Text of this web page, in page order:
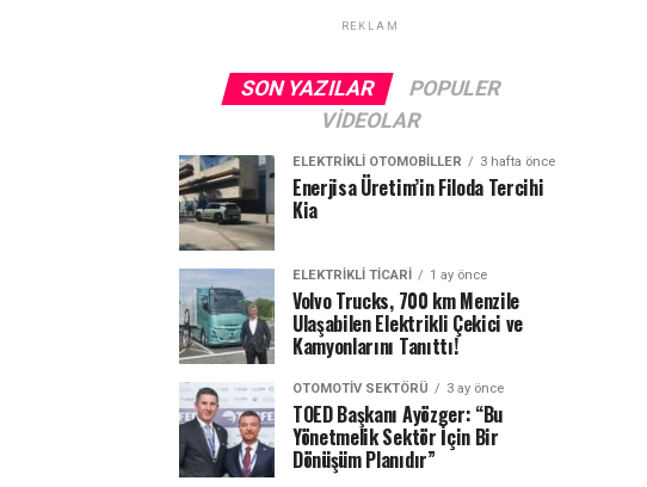
REKLAM
SON YAZILAR
POPULER
VIDEOLAR
ELEKTRIKLI OTOMOBILLER 3 hafta önce
Enerjisa Üretim’in Filoda Tercihi
Kia
ELEKTRIKLI TICARI 1 ay önce
Volvo Trucks, 700 km Menzile
Ulaşabilen Elektrikli Çekici ve
Kamyonlarını Tanıttı!
OTOMOTIV SEKTÖRÜ 3 ay önce
TOED Başkanı Ayözger: “Bu
Yönetmelik Sektör İçin Bir
Dönüşüm Planıdır”